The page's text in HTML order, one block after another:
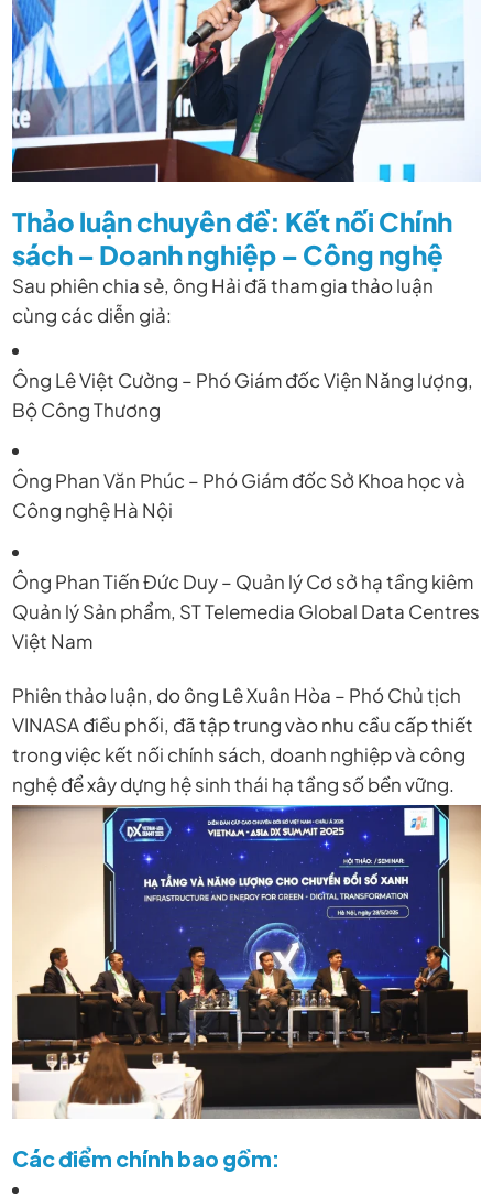
Thảo luận chuyên đề: Kết nối Chính
sách – Doanh nghiệp – Công nghệ
Sau phiên chia sẻ, ông Hải đã tham gia thảo luận
cùng các diễn giả:
Ông Lê Việt Cường – Phó Giám đốc Viện Năng lượng,
Bộ Công Thương
Ông Phan Văn Phúc – Phó Giám đốc Sở Khoa học và
Công nghệ Hà Nội
Ông Phan Tiến Đức Duy – Quản lý Cơ sở hạ tầng kiêm
Quản lý Sản phẩm, ST Telemedia Global Data Centres
Việt Nam
Phiên thảo luận, do ông Lê Xuân Hòa – Phó Chủ tịch
VINASA điều phối, đã tập trung vào nhu cầu cấp thiết
trong việc kết nối chính sách, doanh nghiệp và công
nghệ để xây dựng hệ sinh thái hạ tầng số bền vững.
Các điểm chính bao gồm: